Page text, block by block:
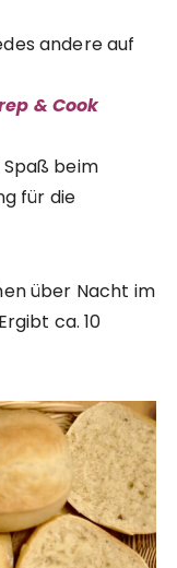
andere auf
& Cook
beim
für die
über Nacht im
ca. 10